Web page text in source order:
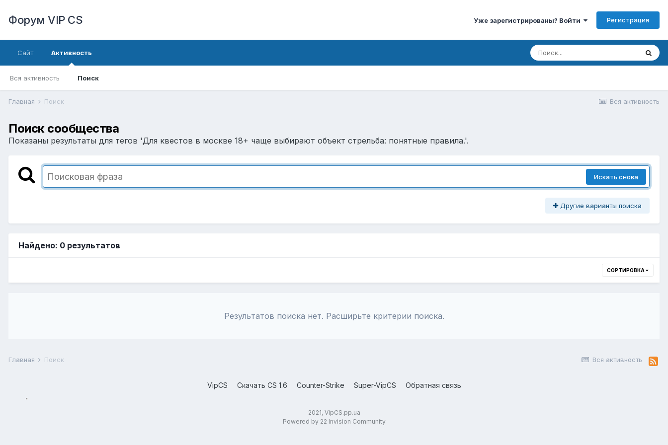
Форум VIP CS Уже зарегистрированы? Войти Регистрация
Сайт Активность
Вся активность Поиск
Вся активность
Главная Поиск
Поиск сообщества
Показаны результаты для тегов 'Для квестов в москве 18+ чаще выбирают объект стрельба: понятные правила.'.
Искать снова
Другие варианты поиска
Найдено: 0 результатов
СОРТИРОВКА
Результатов поиска нет. Расширьте критерии поиска.
Вся активность
Главная Поиск
VipCS Скачать CS 1.6 Counter-Strike Super-VipCS Обратная связь
2021, VipCS.pp.ua
Powered by 22 Invision Community